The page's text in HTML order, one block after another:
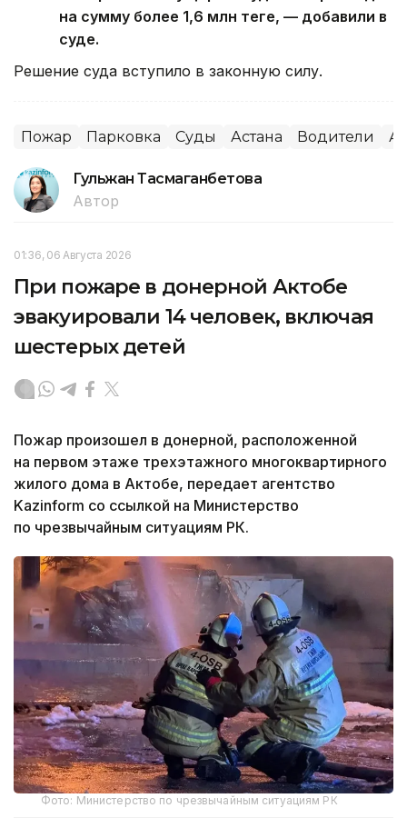
на сумму более 1,6 млн теңге, — добавили в
суде.
Решение суда вступило в законную силу.
Пожар Парковка Суды Астана Водители
Гульжан Тасмаганбетова
Автор
01:36, 06 Августа 2026
При пожаре в донерной Актобе
эвакуировали 14 человек, включая
шестерых детей
Пожар произошел в донерной, расположенной
на первом этаже трехэтажного многоквартирного
жилого дома в Актобе, передает агентство
Kazinform со ссылкой на Министерство
по чрезвычайным ситуациям РК.
Фото: Министерство по чрезвычайным ситуациям РК